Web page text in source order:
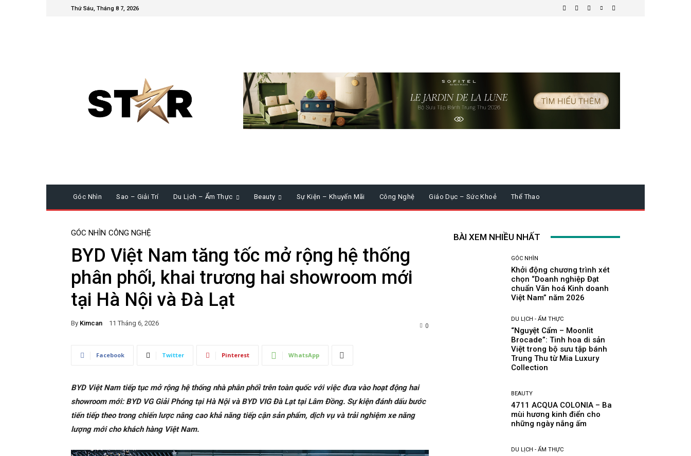
Thứ Sáu, Tháng 8 7, 2026
Góc Nhìn Sao – Giải Trí Du Lịch – Ẩm Thực Beauty Sự Kiện – Khuyến Mãi Công Nghệ Giáo Dục – Sức Khoẻ Thể Thao
GÓC NHÌN CÔNG NGHỆ
BYD Việt Nam tăng tốc mở rộng hệ thống
phân phối, khai trương hai showroom mới
tại Hà Nội và Đà Lạt
By Kimcan 11 Tháng 6, 2026 0
Facebook Twitter Pinterest WhatsApp
BYD Việt Nam tiếp tục mở rộng hệ thống nhà phân phối trên toàn quốc với việc đưa vào hoạt động hai
showroom mới: BYD VG Giải Phóng tại Hà Nội và BYD VIG Đà Lạt tại Lâm Đồng. Sự kiện đánh dấu bước
tiến tiếp theo trong chiến lược nâng cao khả năng tiếp cận sản phẩm, dịch vụ và trải nghiệm xe năng
lượng mới cho khách hàng Việt Nam.
BÀI XEM NHIỀU NHẤT
GÓC NHÌN
Khởi động chương trình xét
chọn “Doanh nghiệp Đạt
chuẩn Văn hoá Kinh doanh
Việt Nam” năm 2026
DU LỊCH - ẨM THỰC
“Nguyệt Cẩm – Moonlit
Brocade”: Tinh hoa di sản
Việt trong bộ sưu tập bánh
Trung Thu từ Mia Luxury
Collection
BEAUTY
4711 ACQUA COLONIA – Ba
mùi hương kinh điển cho
những ngày nắng ấm
DU LỊCH - ẨM THỰC